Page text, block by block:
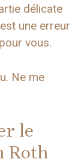
délicate
une erreur
vous.
Ne me
le
Roth